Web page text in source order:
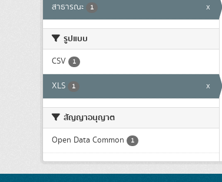
สาธารณะ 1 x
รูปแบบ
CSV 1
XLS 1 x
สัญญาอนุญาต
Open Data Common 1